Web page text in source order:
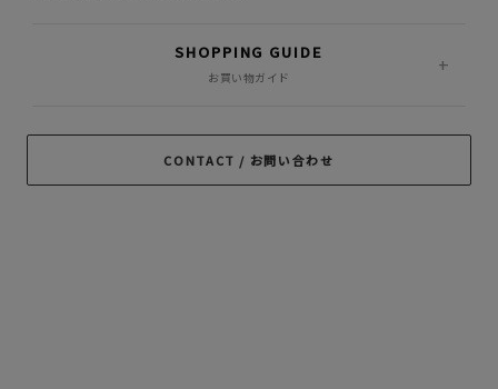
POLIQUANT
PORKCHOP GARAGE
RADIALL RATS ROTTWEILER
ROUGH AND
SHOPPING GUIDE
お買い物ガイド
CONTACT / お問い合わせ